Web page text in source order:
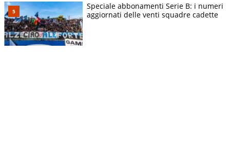
Speciale abbonamenti Serie B: i numeri
aggiornati delle venti squadre cadette